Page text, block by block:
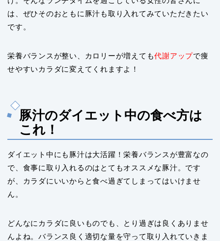
は、ぜひそのおともに豚汁も取り入れてみていただきたい
です。
栄養バランスが整い、カロリーが増えても代謝アップで痩
せやすいカラダに変えてくれますよ！
豚汁のダイエット中の食べ方は
これ！
ダイエット中にも豚汁は大活躍！栄養バランスが豊富なの
で、食事に取り入れるのはとてもオススメな豚汁。です
が、カラダにいいからと食べ過ぎてしまってはいけませ
ん。
どんなにカラダに良いものでも、とり過ぎは良くありませ
んよね。バランス良く適切な量を守って取り入れていきま